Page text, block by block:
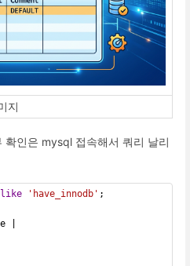
지
인은 mysql 접속해서 쿼리 날리
like 'have_innodb' ;
|